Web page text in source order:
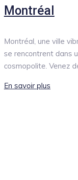
Montréal
Montréal, une ville
se rencontrent dans
cosmopolite. Venez
En savoir plus